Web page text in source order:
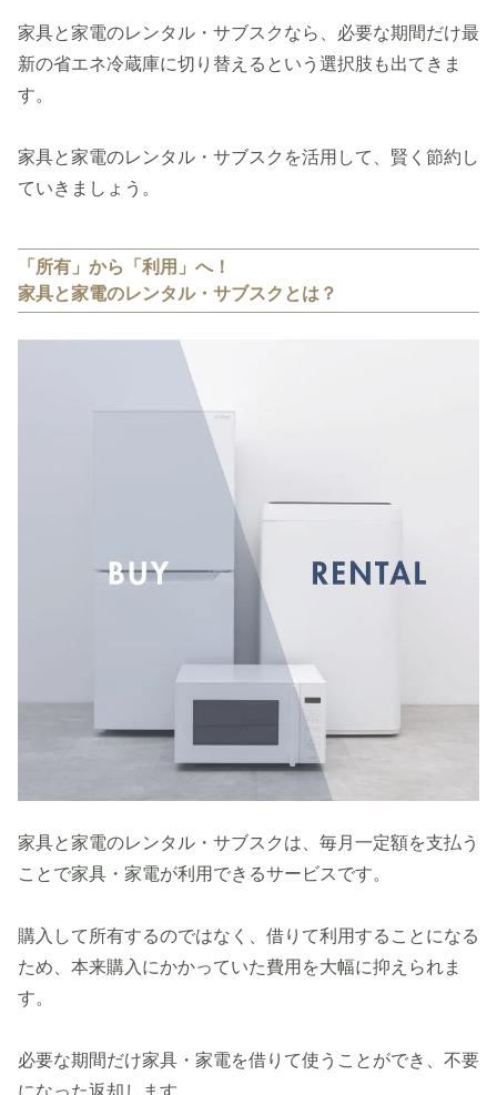
家具と家電のレンタル・サブスクなら、必要な期間だけ最
新の省エネ冷蔵庫に切り替えるという選択肢も出てきま
す。
家具と家電のレンタル・サブスクを活用して、賢く節約し
ていきましょう。
「所有」から「利用」へ！
家具と家電のレンタル・サブスクとは？
家具と家電のレンタル・サブスクは、毎月一定額を支払う
ことで家具・家電が利用できるサービスです。
購入して所有するのではなく、借りて利用することになる
ため、本来購入にかかっていた費用を大幅に抑えられま
す。
必要な期間だけ家具・家電を借りて使うことができ、不要
になった返却します。